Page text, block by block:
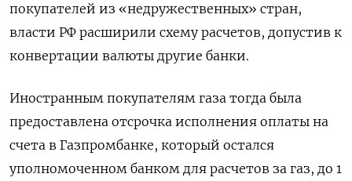
покупателей из «недружественных» стран,
власти РФ расширили схему расчетов, допустив к
конвертации валюты другие банки.
Иностранным покупателям газа тогда была
предоставлена отсрочка исполнения оплаты на
счета в Газпромбанке, который остался
уполномоченном банком для расчетов за газ, до 1